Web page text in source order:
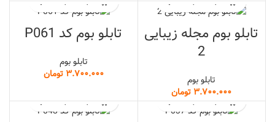
تابلو بوم مجله زیبایی
2
تابلو بوم
تومان
تابلو بوم کد P061
تابلو بوم
تومان